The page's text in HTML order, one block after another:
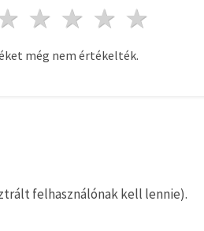
4
3 csillagok
2 csillagok
1 csillag
még nem értékelték.
felhasználónak kell lennie).